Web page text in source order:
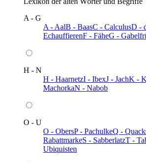
A - G
A - AalB - BaasC - CalculusD -
EchauffierenF - FäheG -
H - N
H - HaarnetzI - IbexJ - JachK -
MachorkaN - Nabob
O - U
O - ObersP - PachulkeQ -
RabattmarkeS - SabberlatzT -
Ubiquisten